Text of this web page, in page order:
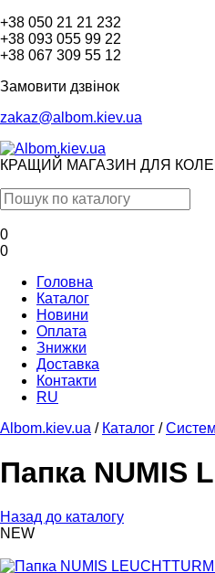
+38 050 21 21 232
+38 093 055 99 22
+38 067 309 55 12
Замовити дзвінок
zakaz@albom.kiev.ua
КРАЩИЙ МАГАЗИН ДЛЯ
0
0
Головна
Каталог
Новини
Оплата
Знижки
Доставка
Контакти
RU
Albom.kiev.ua / Каталог /
Папка NUMIS
Назад до каталогу
NEW